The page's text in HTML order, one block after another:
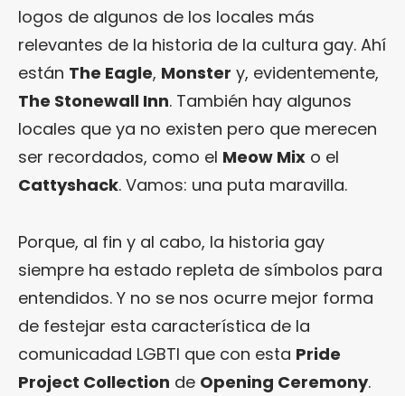
logos de algunos de los locales más
relevantes de la historia de la cultura gay. Ahí
están The Eagle, Monster y, evidentemente,
The Stonewall Inn. También hay algunos
locales que ya no existen pero que merecen
ser recordados, como el Meow Mix o el
Cattyshack. Vamos: una puta maravilla.
Porque, al fin y al cabo, la historia gay
siempre ha estado repleta de símbolos para
entendidos. Y no se nos ocurre mejor forma
de festejar esta característica de la
comunicadad LGBTI que con esta Pride
Project Collection de Opening Ceremony.